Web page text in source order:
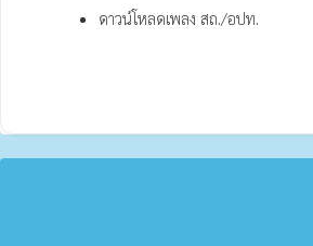
ดาวน์โหลดเพลง สถ./อปท.